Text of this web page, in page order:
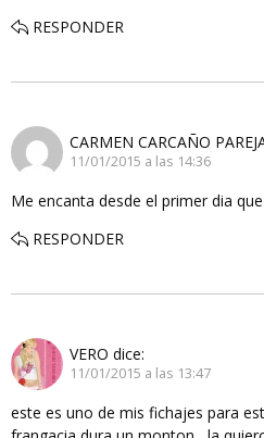
RESPONDER
CARMEN CARCAÑO
11/01/2015 a las 14:36
Me encanta desde el primer dia
RESPONDER
VERO dice:
11/01/2015 a las 13:47
este es uno de mis fichajes para